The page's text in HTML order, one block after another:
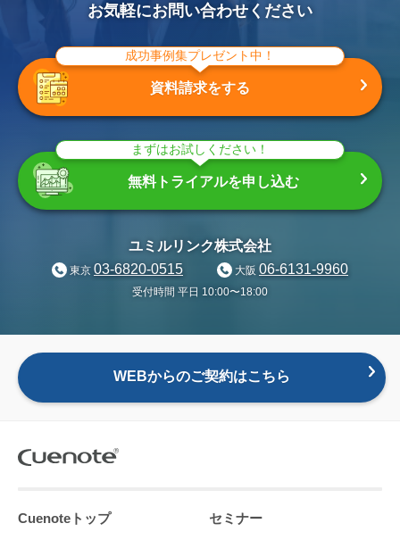
お気軽にお問い合わせください
成功事例集プレゼント中！
資料請求をする
まずはお試しください！
無料トライアルを申し込む
ユミルリンク株式会社
東京 03-6820-0515 大阪 06-6131-9960
受付時間 平日 10:00〜18:00
WEBからのご契約はこちら
Cuenoteトップ セミナー